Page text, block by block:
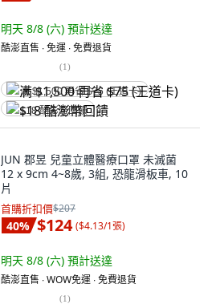
明天 8/8 (六) 預計送達
酷澎直售 ∙ 免運 ∙ 免費退貨
(1)
满 $1,500 再省 $75 (王道卡)
$18 酷澎幣回饋
JUN 郡昱 兒童立體醫療口罩 未滅菌
12 x 9cm 4~8歲, 3組, 恐龍滑板車, 10
片
首購折扣價$207
40% $124 ($4.13/1張)
明天 8/8 (六) 預計送達
酷澎直售 ∙ WOW免運 ∙ 免費退貨
(1)